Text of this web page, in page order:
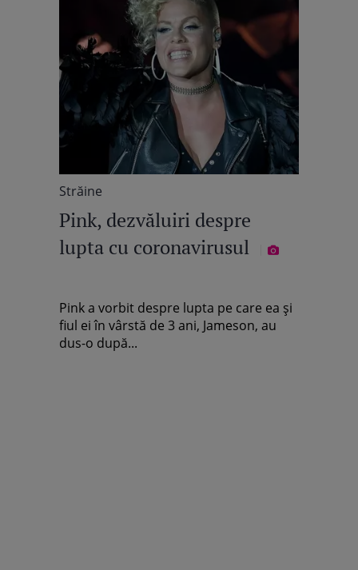
Străine
Pink, dezvăluiri despre
lupta cu coronavirusul
Pink a vorbit despre lupta pe care ea și
fiul ei în vârstă de 3 ani, Jameson, au
dus-o după...